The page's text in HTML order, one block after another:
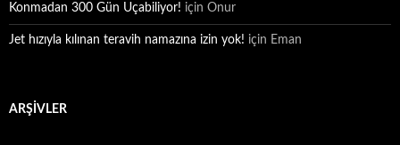
Konmadan 300 Gün Uçabiliyor! için Onur
Jet hızıyla kılınan teravih namazına izin yok! için Eman
ARŞIVLER